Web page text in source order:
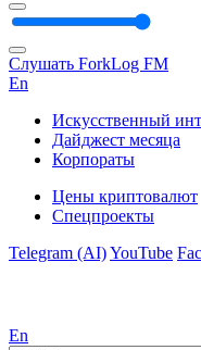
Слушать ForkLog FM
En
Искусственный
Дайджест месяца
Корпораты
Цены криптовалют
Спецпроекты
Telegram (AI)YouTube
En